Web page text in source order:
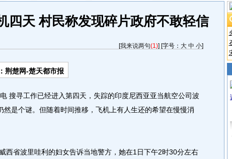
四天 村民称发现碎片政府不敢轻信
[我来说两句(1)] [字号： 大 中 小]
荆楚网-楚天都市报
寻工作已经进入第四天，失踪的印度尼西亚亚当航空公司波
然是个谜。但随着时间推移，飞机上有人生还的希望在慢慢消
省波里哇利的妇女告诉当地警方，她在1日下午2时30分左右